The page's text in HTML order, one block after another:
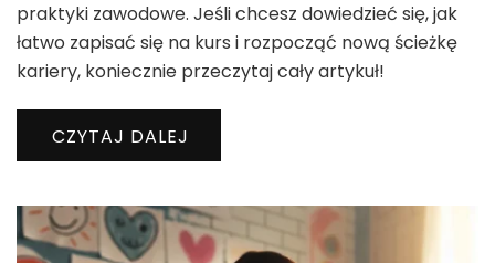
praktyki zawodowe. Jeśli chcesz dowiedzieć się, jak
łatwo zapisać się na kurs i rozpocząć nową ścieżkę
kariery, koniecznie przeczytaj cały artykuł!
CZYTAJ DALEJ